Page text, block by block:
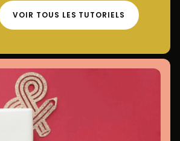
VOIR TOUS LES TUTORIELS